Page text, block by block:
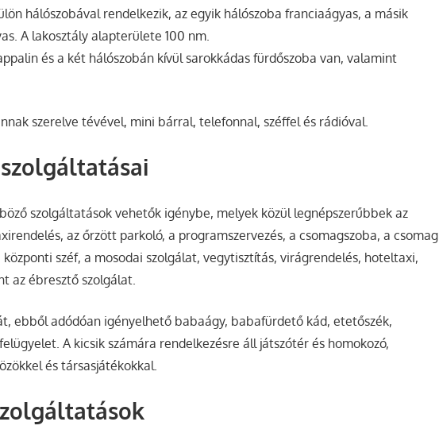
hálószobával rendelkezik, az egyik hálószoba franciaágyas, a másik
A lakosztály alapterülete 100 nm.
és a két hálószobán kívül sarokkádas fürdőszoba van, valamint
szerelve tévével, mini bárral, telefonnal, széffel és rádióval.
szolgáltatások vehetők igénybe, melyek közül legnépszerűbbek az
az őrzött parkoló, a programszervezés, a csomagszoba, a csomag
széf, a mosodai szolgálat, vegytisztítás, virágrendelés, hoteltaxi,
az ébresztő szolgálat.
ebből adódóan igényelhető babaágy, babafürdető kád, etetőszék,
A kicsik számára rendelkezésre áll játszótér és homokozó,
és társasjátékokkal.